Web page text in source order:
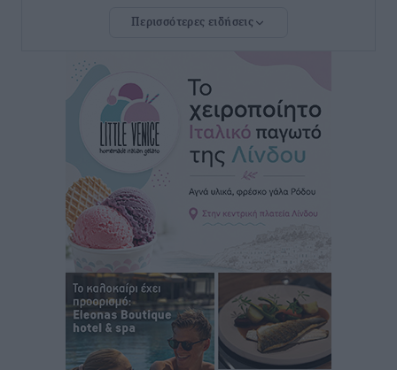
εφησυχασμού» – Σε πλήρη ετοιμότητα ο μηχανισμός
πριν 21 ώρες
Καιρός: Επιμένουν οι υψηλές θερμοκρασίες – Ισχυρά
μελτέμια έως 9 μποφόρ, σε «Red Code» 6 περιοχές
Τοπικές Ειδήσεις πριν 21 ώρες
Τα φοιτητικά ενοίκια «τινάζουν στον αέρα» τους
οικογενειακούς προϋπολογισμούς
Ειδήσεις• πριν 21 ώρες
Δύο νέοι ξενώνες παραδόθηκαν στις Ένοπλες
Δυνάμεις στη νήσο Ρω
Τοπικές Ειδήσεις• πριν 22 ώρες
Περισσότερες ειδήσεις